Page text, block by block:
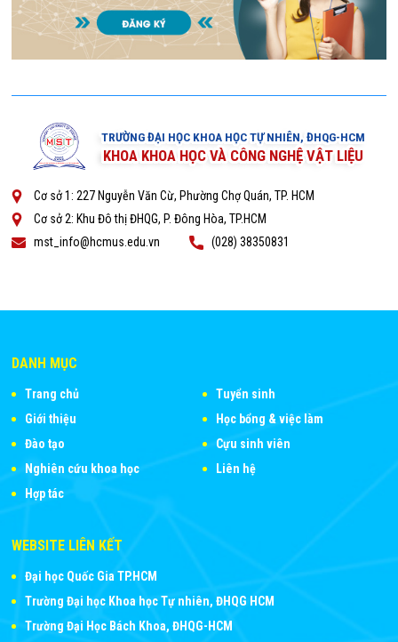
TRƯỜNG ĐẠI HỌC KHOA HỌC TỰ NHIÊN, ĐHQG-HCM
KHOA KHOA HỌC VÀ CÔNG NGHỆ VẬT LIỆU
Cơ sở 1: 227 Nguyễn Văn Cừ, Phường Chợ Quán, TP. HCM
Cơ sở 2: Khu Đô thị ĐHQG, P. Đông Hòa, TP.HCM
mst_info@hcmus.edu.vn
(028) 38350831
DANH MỤC
Trang chủ
Giới thiệu
Đào tạo
Nghiên cứu khoa học
Hợp tác
Tuyển sinh
Học bổng & việc làm
Cựu sinh viên
Liên hệ
WEBSITE LIÊN KẾT
Đại học Quốc Gia TP.HCM
Trường Đại học Khoa học Tự nhiên, ĐHQG HCM
Trường Đại Học Bách Khoa, ĐHQG-HCM